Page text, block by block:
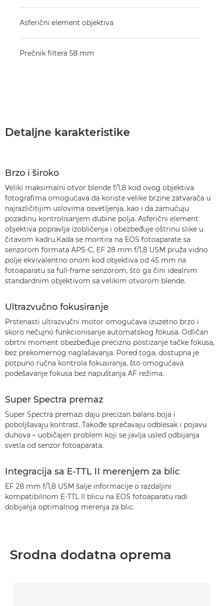
Asferični element objektiva
Prečnik filtera 58 mm
Detaljne karakteristike
Brzo i široko
Veliki maksimalni otvor blende f/1,8 kod ovog objektiva
fotografima omogućava da koriste velike brzine zatvarača u
najrazličitijim uslovima osvetljenja, kao i da zamućuju
pozadinu kontrolisanjem dubine polja. Asferični element
objektiva popravlja izobličenja i obezbeđuje oštrinu slike u
čitavom kadru.Kada se montira na EOS fotoaparate sa
senzorom formata APS-C, EF 28 mm f/1,8 USM pruža vidno
polje ekvivalentno onom kod objektiva od 45 mm na
fotoaparatu sa full-frame senzorom, što ga čini idealnim
standardnim objektivom sa velikim otvorom blende.
Ultrazvučno fokusiranje
Prstenasti ultrazvučni motor omogućava izuzetno brzo i
skoro nečujno funkcionisanje automatskog fokusa. Odličan
obrtni moment obezbeđuje precizno postizanje tačke fokusa,
bez prekomernog naglašavanja. Pored toga, dostupna je
potpuno ručna kontrola fokusiranja, što omogućava
podešavanje fokusa bez napuštanja AF režima.
Super Spectra premaz
Super Spectra premazi daju precizan balans boja i
poboljšavaju kontrast. Takođe sprečavaju odblesak i pojavu
duhova – uobičajen problem koji se javlja usled odbijanja
svetla od senzor fotoaparata.
Integracija sa E-TTL II merenjem za blic
EF 28 mm f/1,8 USM šalje informacije o razdaljini
kompatibilnom E-TTL II blicu na EOS fotoaparatu radi
dobijanja optimalnog merenja za blic.
Srodna dodatna oprema